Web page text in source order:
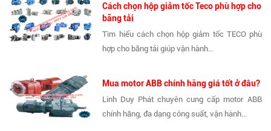
Cách chọn hộp giảm tốc Teco phù hợp cho
băng tải
Tìm hiểu cách chọn hộp giảm tốc TECO phù
hợp cho băng tải giúp vận hành...
Mua motor ABB chính hãng giá tốt ở đâu?
Linh Duy Phát chuyên cung cấp motor ABB
chính hãng, đa dạng công suất, vận hành...